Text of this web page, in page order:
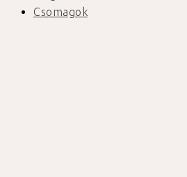
Csomagok